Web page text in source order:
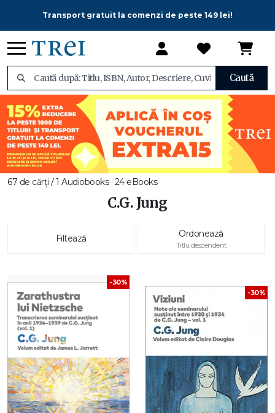
Transport gratuit la comenzi de peste 149 lei!
Caută
67 de cărți / 1 Audiobooks · 24 eBooks
C.G. Jung
Filtează Ordonează
Titlu descendent
-30%
-30%